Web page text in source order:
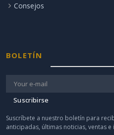
Consejos
BOLETÍN
Suscribirse
Suscríbete a nuestro boletín para
anticipadas, últimas noticias, ventas